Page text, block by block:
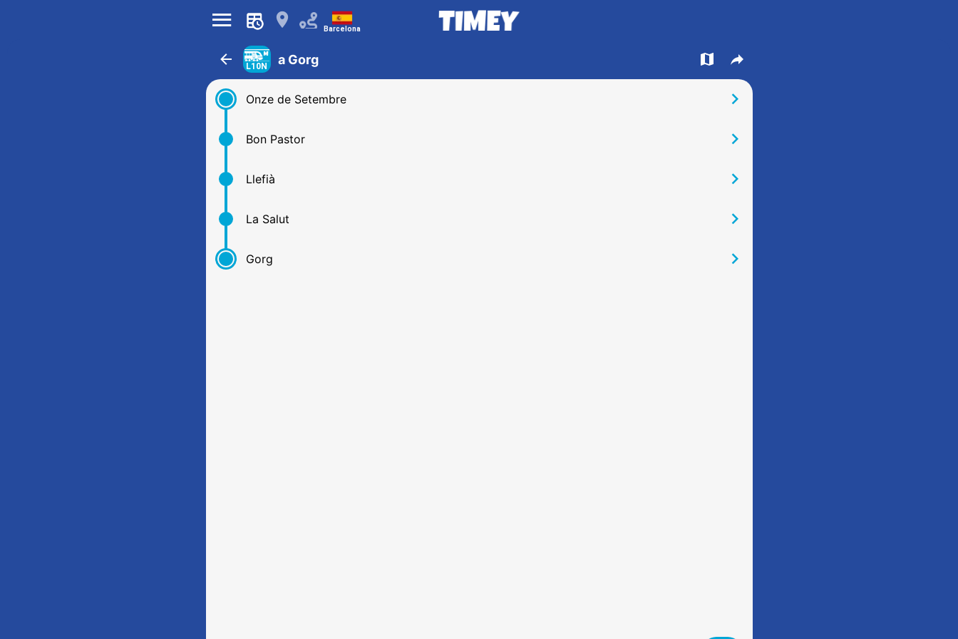
󰍜 󰍎 Barcelona
󰁍 L10N a Gorg 󰍍 󰒖
Onze de Setembre 󰅂
Bon Pastor 󰅂
Llefià 󰅂
La Salut 󰅂
Gorg 󰅂